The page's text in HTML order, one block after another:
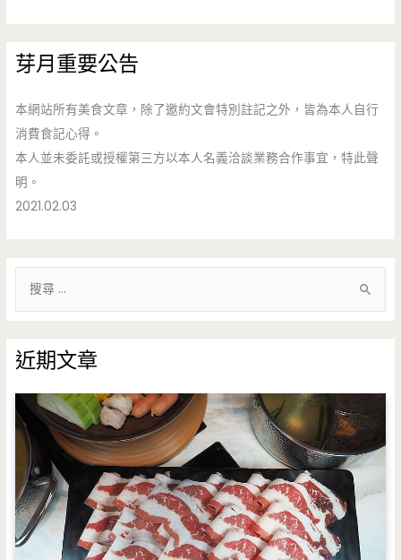
芽月重要公告
本網站所有美食文章，除了邀約文會特別註記之外，皆為本人自行
消費食記心得。
本人並未委託或授權第三方以本人名義洽談業務合作事宜，特此聲
明。
2021.02.03
鍵
字
:
近期文章